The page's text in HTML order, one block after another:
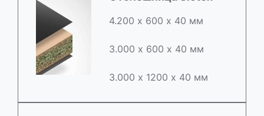
4.200 х 600 х 40 мм
3.000 х 600 х 40 мм
3.000 х 1200 х 40 мм